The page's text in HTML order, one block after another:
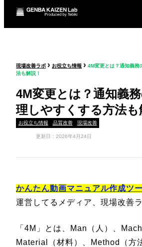
ム
現場改善ラボ › お役立ち情報 › 4M変更とは？通知義務
法も解説！
4M変更とは？通知義
理しやすくする方法も
お役立ち情報 品質改善 現場改善
更新日：2026年4月24日
かんたん動画マニュアル作成ツ
運営してるメディア、現場改善ラ
「4M」とは、Man（人）、
Material（材料）、Method（方